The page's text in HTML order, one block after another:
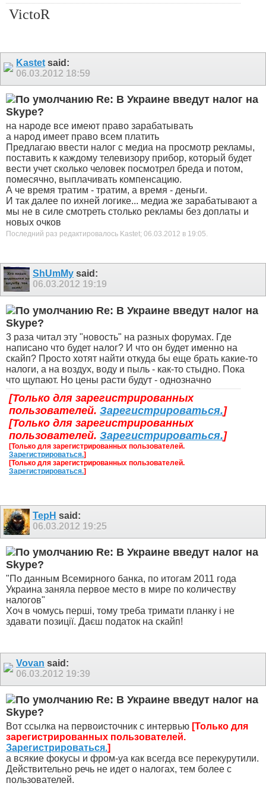
VictoR
Kastet said:
06.03.2012 18:59
Re: В Украине введут налог на
Skype?
на народе все имеют право зарабатывать
а народ имеет право всем платить
Предлагаю ввести налог с медиа на просмотр рекламы,
поставить к каждому телевизору прибор, который будет
вести учет сколько человек посмотрел бреда и потом,
помесячно, выплачивать компенсацию.
А че время тратим - тратим, а время - деньги.
И так далее по ихней логике... медиа же зарабатывают а
мы не в силе смотреть столько рекламы без доплаты и
новых очков
Последний раз редактировалось Kastet; 06.03.2012 в 19:05.
ShUmMy said:
06.03.2012 19:19
Re: В Украине введут налог на
Skype?
3 раза читал эту "новость" на разных форумах. Где
написано что будет налог? И что он будет именно на
скайп? Просто хотят найти откуда бы еще брать какие-то
налоги, а на воздух, воду и пыль - как-то стыдно. Пока
что щупают. Но цены расти будут - однозначно
[Только для зарегистрированных
пользователей. Зарегистрироваться.]
[Только для зарегистрированных
пользователей. Зарегистрироваться.]
[Только для зарегистрированных пользователей.
Зарегистрироваться.]
[Только для зарегистрированных пользователей.
Зарегистрироваться.]
TepH said:
06.03.2012 19:25
Re: В Украине введут налог на
Skype?
"По данным Всемирного банка, по итогам 2011 года
Украина заняла первое место в мире по количеству
налогов"
Хоч в чомусь перші, тому треба тримати планку і не
здавати позиції. Даєш податок на скайп!
Vovan said:
06.03.2012 19:39
Re: В Украине введут налог на
Skype?
Вот ссылка на первоисточник с интервью [Только для
зарегистрированных пользователей.
Зарегистрироваться.]
а всякие фокусы и фром-уа как всегда все перекурутили.
Действительно речь не идет о налогах, тем более с
пользователей.